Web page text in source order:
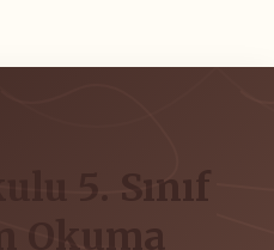
5. Sınıf
Okuma